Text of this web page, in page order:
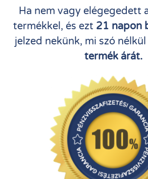
Ha nem vagy elégegedett
termékkel, és ezt 21 napon
jelzed nekünk, mi szó nélkül
termék árát.